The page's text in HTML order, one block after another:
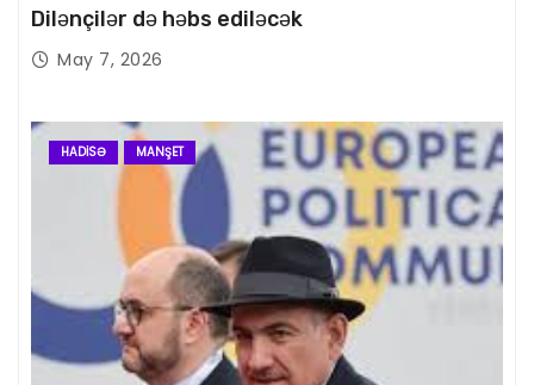
Dilənçilər də həbs ediləcək
May 7, 2026
HADISƏ MANŞET